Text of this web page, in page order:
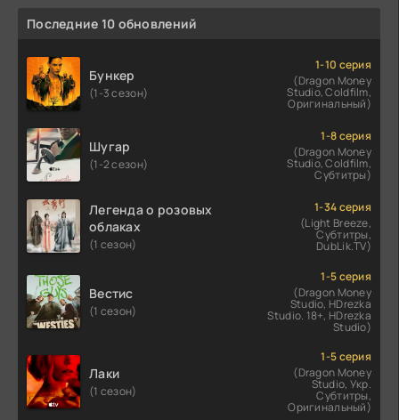
Последние 10 обновлений
Бункер
(1-3 сезон)
1-10 серия
(Dragon Money
Studio, Coldfilm,
Оригинальный)
Шугар
(1-2 сезон)
1-8 серия
(Dragon Money
Studio, Coldfilm,
Субтитры)
Легенда о розовых
облаках
(1 сезон)
1-34 серия
(Light Breeze,
Субтитры,
DubLik.TV)
Вестис
(1 сезон)
1-5 серия
(Dragon Money
Studio, HDrezka
Studio. 18+, HDrezka
Studio)
Лаки
(1 сезон)
1-5 серия
(Dragon Money
Studio, Укр.
Субтитры,
Оригинальный)